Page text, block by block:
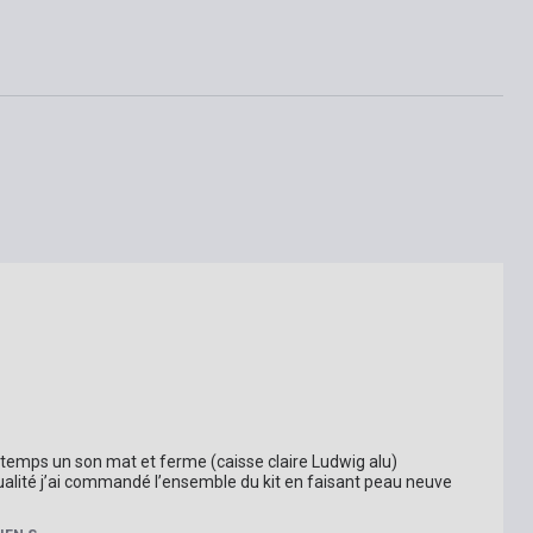
un son mat et ferme (caisse claire Ludwig alu)
j’ai commandé l’ensemble du kit en faisant peau neuve